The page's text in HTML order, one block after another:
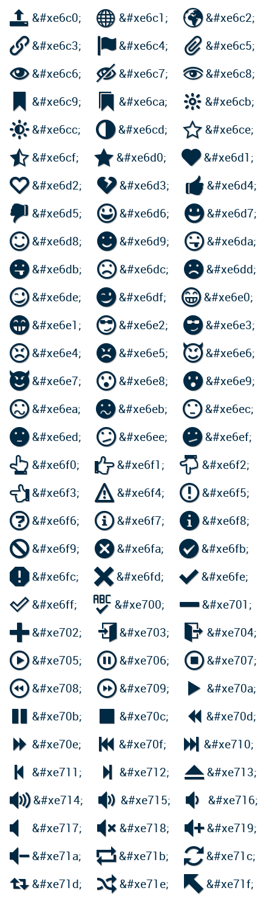
 &#xe6c0;  &#xe6c1; &#xe6c2;
&#xe6c3; &#xe6c4;  &#xe6c5;
&#xe6c6; &#xe6c7; &#xe6c8;
 &#xe6c9;  &#xe6ca;  &#xe6cb;
&#xe6cc; &#xe6cd; &#xe6ce;
&#xe6cf; &#xe6d0; &#xe6d1;
&#xe6d2; &#xe6d3; &#xe6d4;
 &#xe6d5; &#xe6d6; &#xe6d7;
&#xe6d8; &#xe6d9; &#xe6da;
&#xe6db; &#xe6dc; &#xe6dd;
&#xe6de; &#xe6df; &#xe6e0;
&#xe6e1; &#xe6e2; &#xe6e3;
&#xe6e4; &#xe6e5; &#xe6e6;
&#xe6e7; &#xe6e8; &#xe6e9;
&#xe6ea; &#xe6eb; &#xe6ec;
&#xe6ed; &#xe6ee; &#xe6ef;
 &#xe6f0; &#xe6f1;  &#xe6f2;
&#xe6f3;  &#xe6f4; &#xe6f5;
&#xe6f6; &#xe6f7; &#xe6f8;
&#xe6f9; &#xe6fa; &#xe6fb;
&#xe6fc; &#xe6fd; &#xe6fe;
&#xe6ff;  &#xe700; &#xe701;
&#xe702;  &#xe703;  &#xe704;
&#xe705; &#xe706; &#xe707;
&#xe708; &#xe709;  &#xe70a;
 &#xe70b;  &#xe70c;  &#xe70d;
 &#xe70e;  &#xe70f;  &#xe710;
 &#xe711;  &#xe712; &#xe713;
&#xe714;  &#xe715;  &#xe716;
 &#xe717;  &#xe718; &#xe719;
&#xe71a; &#xe71b; &#xe71c;
&#xe71d; &#xe71e; &#xe71f;